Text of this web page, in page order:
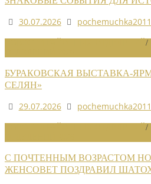
30.07.2026
pochemuchka2011
/
БУРАКОВСКАЯ ВЫСТАВКА-
СЕЛЯН»
29.07.2026
pochemuchka2011
/
С ПОЧТЕННЫМ ВОЗРАСТОМ
ЖЕНСОВЕТ ПОЗДРАВИЛ